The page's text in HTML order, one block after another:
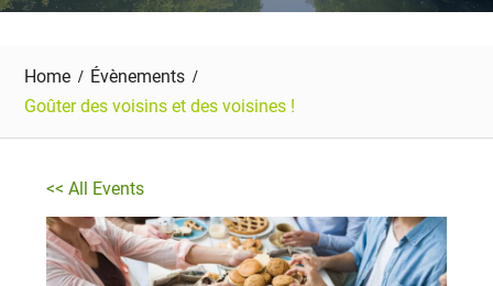
Home
Évènements
Goûter des voisins et des voisines !
<< All Events